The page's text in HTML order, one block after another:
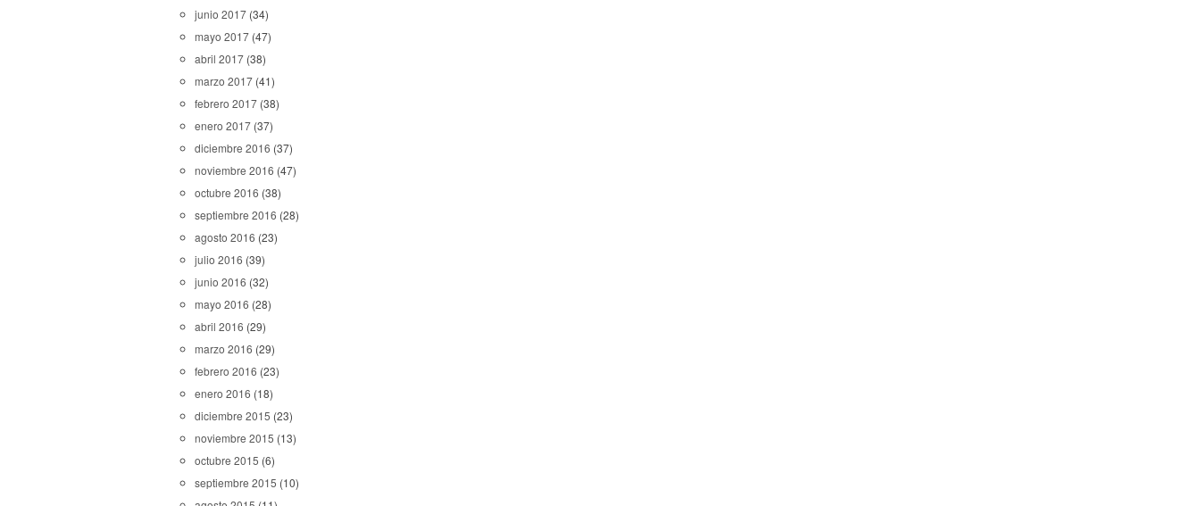
junio 2017 (34)
mayo 2017 (47)
abril 2017 (38)
marzo 2017 (41)
febrero 2017 (38)
enero 2017 (37)
diciembre 2016 (37)
noviembre 2016 (47)
octubre 2016 (38)
septiembre 2016 (28)
agosto 2016 (23)
julio 2016 (39)
junio 2016 (32)
mayo 2016 (28)
abril 2016 (29)
marzo 2016 (29)
febrero 2016 (23)
enero 2016 (18)
diciembre 2015 (23)
noviembre 2015 (13)
octubre 2015 (6)
septiembre 2015 (10)